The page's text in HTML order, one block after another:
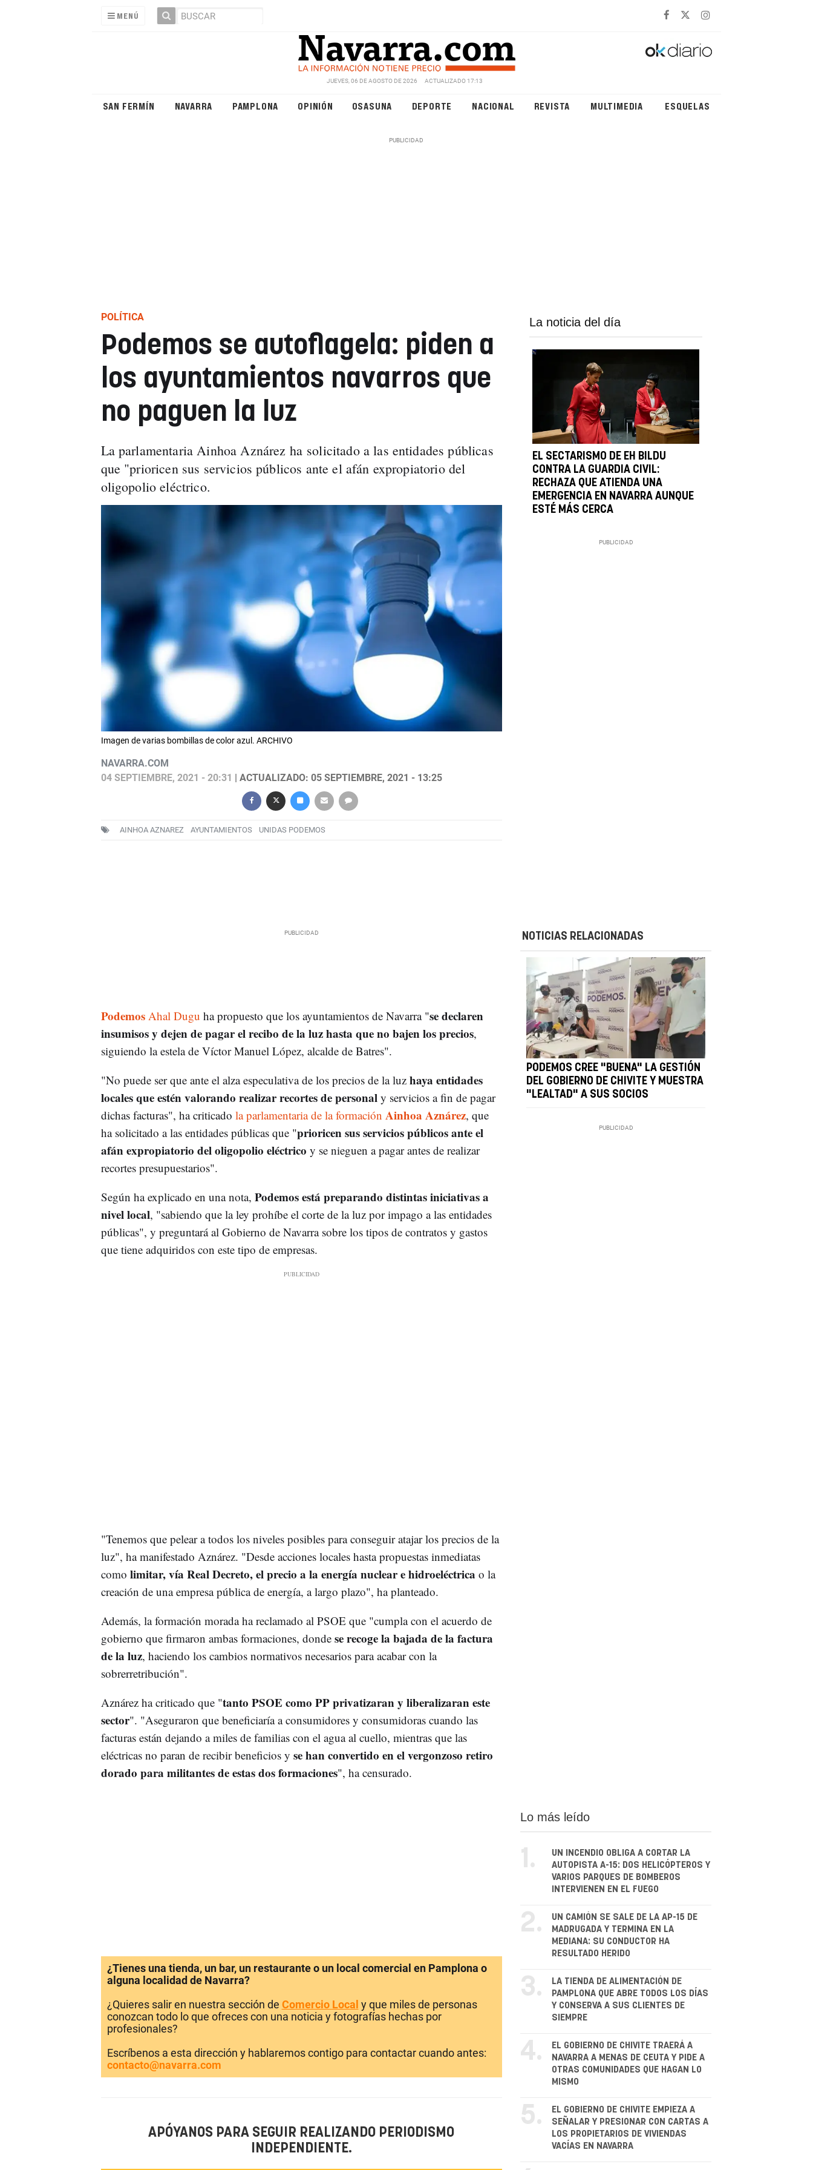
MENÚ
JUEVES, 06 DE AGOSTO DE 2026 ACTUALIZADO 17:13
SAN FERMÍN NAVARRA PAMPLONA OPINIÓN OSASUNA DEPORTE NACIONAL REVISTA MULTIMEDIA ESQUELAS
POLÍTICA
Podemos se autoflagela: piden a
los ayuntamientos navarros que
no paguen la luz
La parlamentaria Ainhoa Aznárez ha solicitado a las entidades públicas
que "prioricen sus servicios públicos ante el afán expropiatorio del
oligopolio eléctrico.
Imagen de varias bombillas de color azul. ARCHIVO
NAVARRA.COM
04 SEPTIEMBRE, 2021 - 20:31 | ACTUALIZADO: 05 SEPTIEMBRE, 2021 - 13:25
AINHOA AZNAREZ AYUNTAMIENTOS UNIDAS PODEMOS
La noticia del día
EL SECTARISMO DE EH BILDU
CONTRA LA GUARDIA CIVIL:
RECHAZA QUE ATIENDA UNA
EMERGENCIA EN NAVARRA AUNQUE
ESTÉ MÁS CERCA
Podemos Ahal Dugu ha propuesto que los ayuntamientos de Navarra "se declaren
insumisos y dejen de pagar el recibo de la luz hasta que no bajen los precios,
siguiendo la estela de Víctor Manuel López, alcalde de Batres".
"No puede ser que ante el alza especulativa de los precios de la luzhaya entidades
locales que estén valorando realizar recortes de personal y servicios a fin de pagar
dichas facturas", ha criticado la parlamentaria de la formación Ainhoa Aznárez, que
ha solicitado a las entidades públicas que "prioricen sus servicios públicos ante el
afán expropiatorio del oligopolio eléctrico y se nieguen a pagar antes de realizar
recortes presupuestarios".
Según ha explicado en una nota, Podemos está preparando distintas iniciativas a
nivel local, "sabiendo que la ley prohíbe el corte de la luz por impago a las entidades
públicas", y preguntará al Gobierno de Navarra sobre los tipos de contratos y gastos
que tiene adquiridos con este tipo de empresas.
"Tenemos que pelear a todos los niveles posibles para conseguir atajar los precios de la
luz", ha manifestado Aznárez. "Desde acciones locales hasta propuestas inmediatas
como limitar, vía Real Decreto, el precio a la energía nuclear e hidroeléctrica o la
creación de una empresa pública de energía, a largo plazo", ha planteado.
Además, la formación morada ha reclamado al PSOE que "cumpla con el acuerdo de
gobierno que firmaron ambas formaciones, donde se recoge la bajada de la factura
de la luz, haciendo los cambios normativos necesarios para acabar con la
sobrerretribución".
Aznárez ha criticado que "tanto PSOE como PP privatizaran y liberalizaran este
sector". "Aseguraron que beneficiaría a consumidores y consumidoras cuando las
facturas están dejando a miles de familias con el agua al cuello, mientras que las
eléctricas no paran de recibir beneficios y se han convertido en el vergonzoso retiro
dorado para militantes de estas dos formaciones", ha censurado.
NOTICIAS RELACIONADAS
PODEMOS CREE "BUENA" LA GESTIÓN
DEL GOBIERNO DE CHIVITE Y MUESTRA
"LEALTAD" A SUS SOCIOS
¿Tienes una tienda, un bar, un restaurante o un local comercial en Pamplona o
alguna localidad de Navarra?
¿Quieres salir en nuestra sección de Comercio Local y que miles de personas
conozcan todo lo que ofreces con una noticia y fotografías hechas por
profesionales?
Escríbenos a esta dirección y hablaremos contigo para contactar cuando antes:
contacto@navarra.com
APÓYANOS PARA SEGUIR REALIZANDO PERIODISMO
INDEPENDIENTE.
Lo más leído
1.
UN INCENDIO OBLIGA A CORTAR LA
AUTOPISTA A-15: DOS HELICÓPTEROS Y
VARIOS PARQUES DE BOMBEROS
INTERVIENEN EN EL FUEGO
2.
UN CAMIÓN SE SALE DE LA AP-15 DE
MADRUGADA Y TERMINA EN LA
MEDIANA: SU CONDUCTOR HA
RESULTADO HERIDO
3.
LA TIENDA DE ALIMENTACIÓN DE
PAMPLONA QUE ABRE TODOS LOS DÍAS
Y CONSERVA A SUS CLIENTES DE
SIEMPRE
4.
EL GOBIERNO DE CHIVITE TRAERÁ A
NAVARRA A MENAS DE CEUTA Y PIDE A
OTRAS COMUNIDADES QUE HAGAN LO
MISMO
5.
EL GOBIERNO DE CHIVITE EMPIEZA A
SEÑALAR Y PRESIONAR CON CARTAS A
LOS PROPIETARIOS DE VIVIENDAS
VACÍAS EN NAVARRA